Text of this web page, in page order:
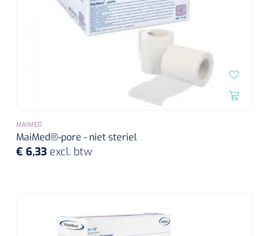
MAIMED
MaiMed®-pore - niet steriel
€ 6,33 excl. btw